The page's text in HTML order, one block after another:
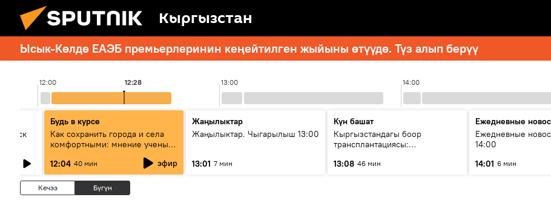
Кыргызстан
Ысык-Көлдө ЕАЭБ премьерлеринин кеңейтилген жыйыны өтүүдө. Түз алып берүү
12:00 13:00 14:00
12:28
Будь в курсе
Как сохранить города и села
комфортными: мнение ученых
12:04 40 мин эфир
Жаңылыктар
Жаңылыктар. Чыгарылыш 13:00
13:01 7 мин
Күн башат
Кыргызстандагы боор
трансплантациясы:
келечеги
13:08 46 мин
Ежедневные
Ежедневные
14:00
14:01 6 мин
Кечээ Бүгүн